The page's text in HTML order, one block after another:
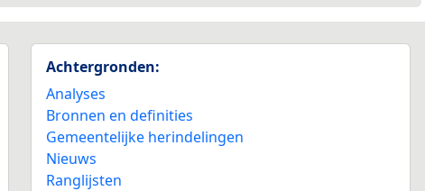
Achtergronden:
Analyses
Bronnen en definities
Gemeentelijke herindelingen
Nieuws
Ranglijsten